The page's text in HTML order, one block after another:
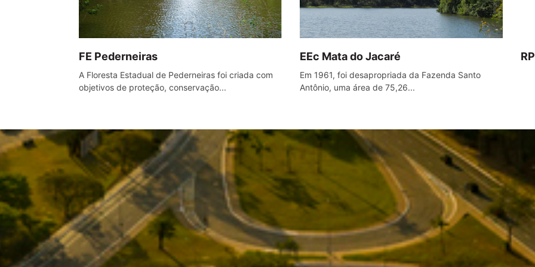
FE Pederneiras
A Floresta Estadual de Pederneiras foi criada com
objetivos de proteção, conservação...
EEc Mata do Jacaré
Em 1961, foi desapropriada da Fazenda Santo
Antônio, uma área de 75,26...